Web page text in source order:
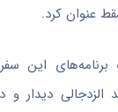
عنوان کرد.
این
الزدجالی دیدار و